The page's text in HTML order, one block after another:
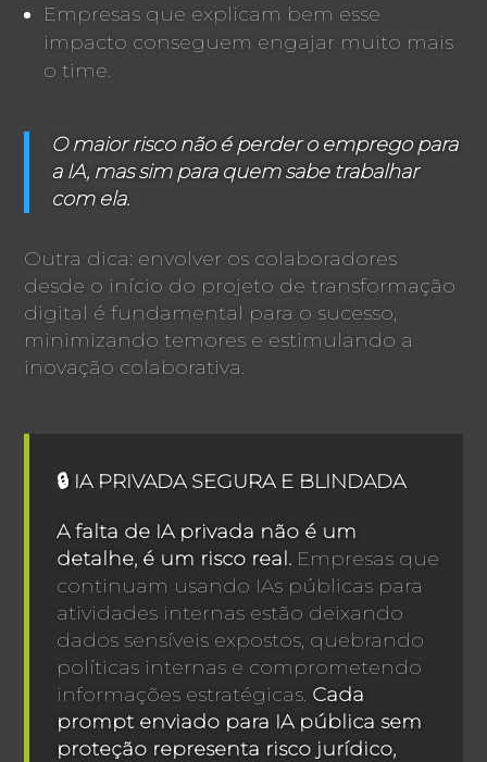
Empresas que explicam bem esse
impacto conseguem engajar muito mais
o time.
O maior risco não é perder o emprego para
a IA, mas sim para quem sabe trabalhar
com ela.
Outra dica: envolver os colaboradores
desde o início do projeto de transformação
digital é fundamental para o sucesso,
minimizando temores e estimulando a
inovação colaborativa.
🔒 IA PRIVADA SEGURA E BLINDADA
A falta de IA privada não é um
detalhe, é um risco real. Empresas que
continuam usando IAs públicas para
atividades internas estão deixando
dados sensíveis expostos, quebrando
políticas internas e comprometendo
informações estratégicas. Cada
prompt enviado para IA pública sem
proteção representa risco jurídico,